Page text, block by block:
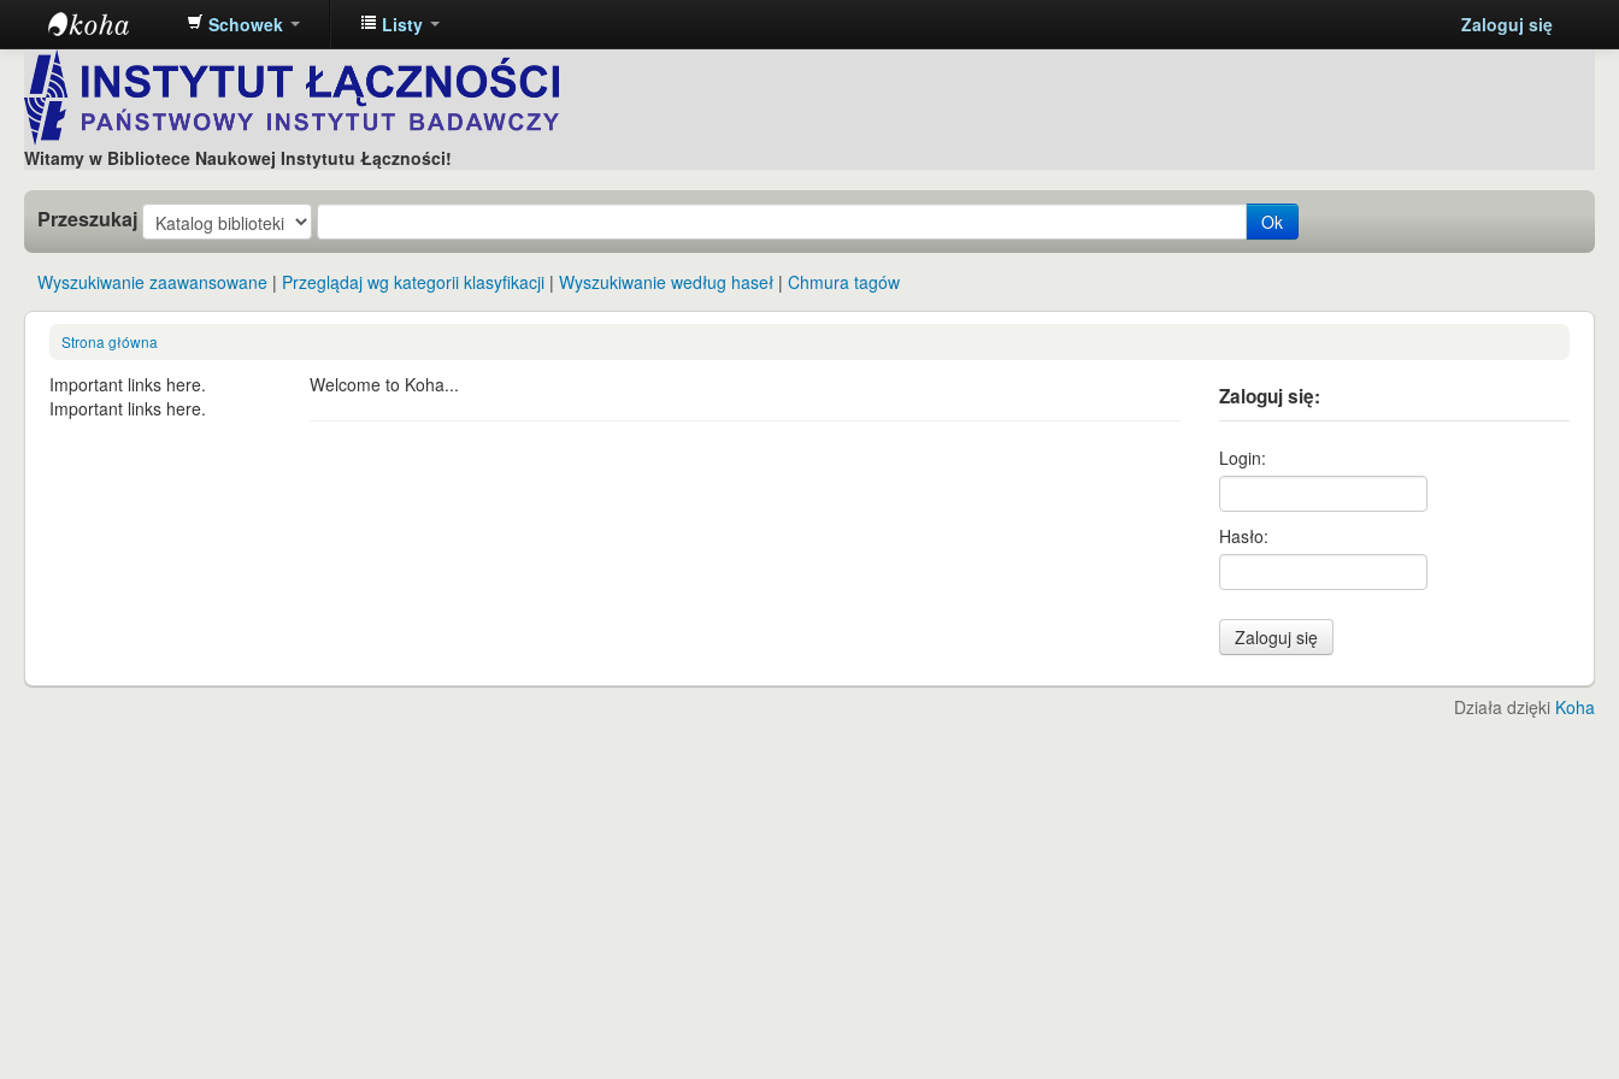
Koha
online
Schowek Listy Zaloguj się
Witamy w Bibliotece Naukowej Instytutu Łączności!
Przeszukaj Ok
Wyszukiwanie zaawansowane Przeglądaj wg kategorii klasyfikacji Wyszukiwanie według haseł Chmura tagów
Strona główna
Important links here.
Important links here.
Welcome to Koha... Zaloguj się:
Login:
Hasło:
Działa dzięki Koha